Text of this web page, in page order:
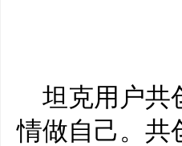
坦克用户共
情做自己。共